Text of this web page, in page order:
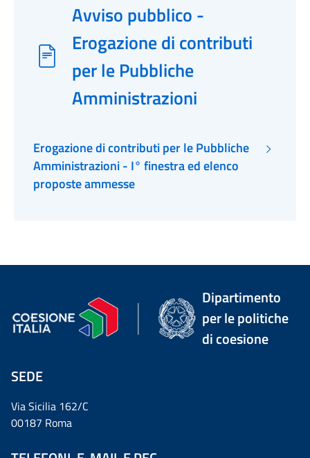
Avviso pubblico -
Erogazione di contributi
per le Pubbliche
Amministrazioni
Erogazione di contributi per le Pubbliche
Amministrazioni - I° finestra ed elenco
proposte ammesse
Dipartimento
per le politiche
di coesione
SEDE
Via Sicilia 162/C
00187 Roma